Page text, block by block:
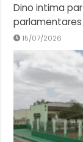
Dino intima
parlamentares
15/07/2026